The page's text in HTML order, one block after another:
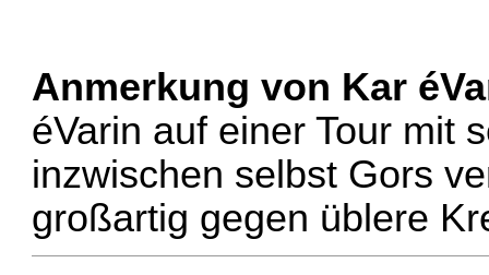
Anmerkung von Kar
éVarin auf einer Tour mit
inzwischen selbst Gors
großartig gegen üblere